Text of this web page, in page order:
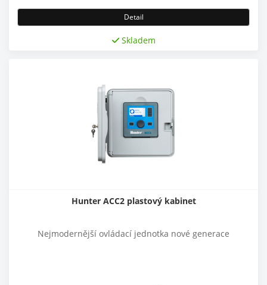
Detail
Skladem
Hunter ACC2 plastový kabinet
Nejmodernější ovládací jednotka nové generace